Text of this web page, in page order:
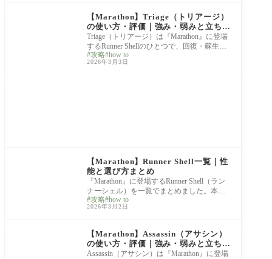
【Marathon】Triage（トリアージ）
の使い方・評価｜強み・弱みと立ち回
り解説
Triage（トリアージ）は『Marathon』に登場
するRunner Shellのひとつで、回復・蘇生・
シールド管理に特化したサポート型のシェ
ルです。単
攻略 how to
2026年3月3日
【Marathon】Runner Shell一覧｜性
能と選び方まとめ
『Marathon』に登場するRunner Shell（ラン
ナーシェル）を一覧でまとめました。本ペ
ージでは、各Shellの特徴・アビリティ構成
（Prime／Tactic
攻略 how to
2026年3月2日
【Marathon】Assassin（アサシン）
の使い方・評価｜強み・弱みと立ち回
り解説
Assassin（アサシン）は『Marathon』に登場